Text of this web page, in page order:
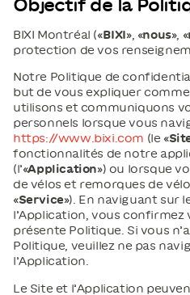
Objectif de la
BIXI Montréal («BIXI», «nous», «
protection de vos
Notre Politique de
but de vous expliquer
utilisons et communiquons
personnels lorsque vous
https://www.bixi.com (le «
fonctionnalités de notre
(l’«Application») ou lorsque
de vélos et remorques de
«Service»). En naviguant sur
l’Application, vous
présente Politique. Si vous
Politique, veuillez ne pas
l’Application.
Le Site et l’Application